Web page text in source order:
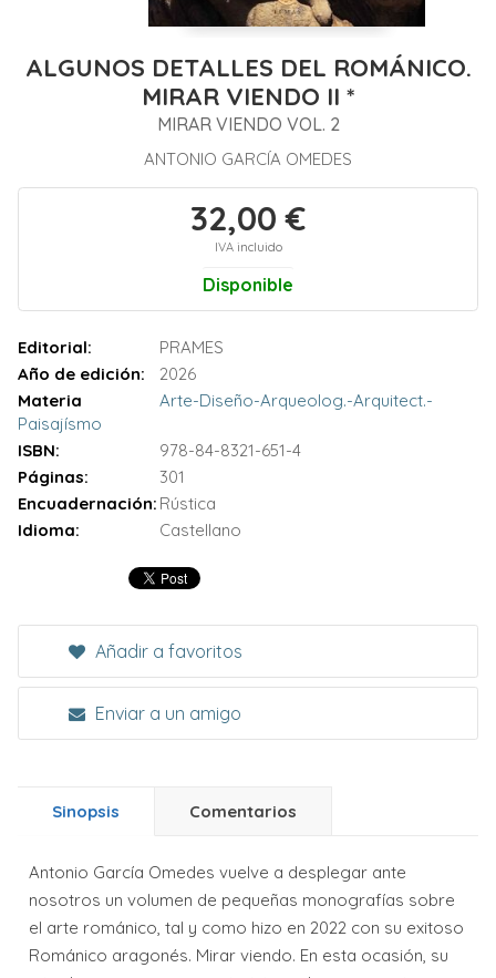
ALGUNOS DETALLES DEL ROMÁNICO.
MIRAR VIENDO II *
MIRAR VIENDO VOL. 2
ANTONIO GARCÍA OMEDES
32,00 €
IVA incluido
Disponible
Editorial:
PRAMES
Año de edición:
2026
Materia
Arte-Diseño-Arqueolog.-Arquitect.-
Paisajísmo
ISBN:
978-84-8321-651-4
Páginas:
301
Encuadernación: Rústica
Idioma:
Castellano
Añadir a favoritos
Enviar a un amigo
Sinopsis Comentarios
Antonio García Omedes vuelve a desplegar ante
nosotros un volumen de pequeñas monografías sobre
el arte románico, tal y como hizo en 2022 con su exitoso
Románico aragonés. Mirar viendo. En esta ocasión, su